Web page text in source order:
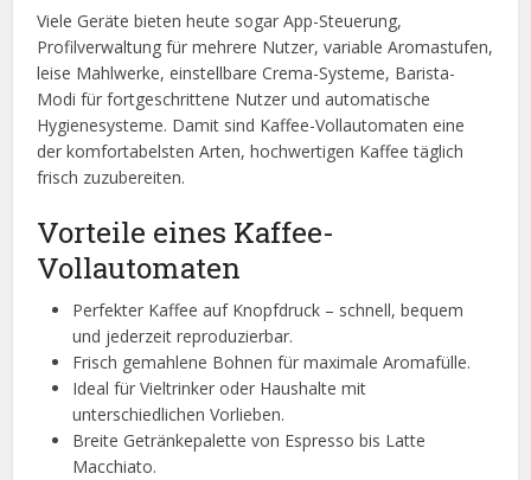
Viele Geräte bieten heute sogar App-Steuerung,
Profilverwaltung für mehrere Nutzer, variable Aromastufen,
leise Mahlwerke, einstellbare Crema-Systeme, Barista-
Modi für fortgeschrittene Nutzer und automatische
Hygienesysteme. Damit sind Kaffee-Vollautomaten eine
der komfortabelsten Arten, hochwertigen Kaffee täglich
frisch zuzubereiten.
Vorteile eines Kaffee-
Vollautomaten
Perfekter Kaffee auf Knopfdruck – schnell, bequem
und jederzeit reproduzierbar.
Frisch gemahlene Bohnen für maximale Aromafülle.
Ideal für Vieltrinker oder Haushalte mit
unterschiedlichen Vorlieben.
Breite Getränkepalette von Espresso bis Latte
Macchiato.